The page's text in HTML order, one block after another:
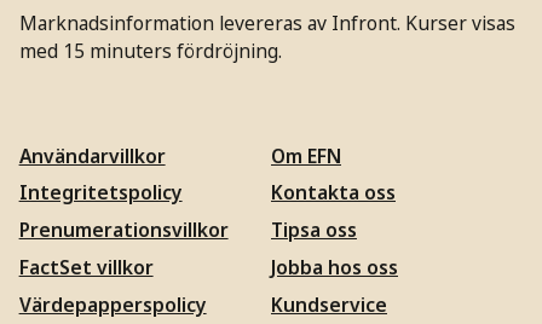
Marknadsinformation levereras av Infront. Kurser visas
med 15 minuters fördröjning.
Användarvillkor
Integritetspolicy
Prenumerationsvillkor
FactSet villkor
Värdepapperspolicy
Om EFN
Kontakta oss
Tipsa oss
Jobba hos oss
Kundservice